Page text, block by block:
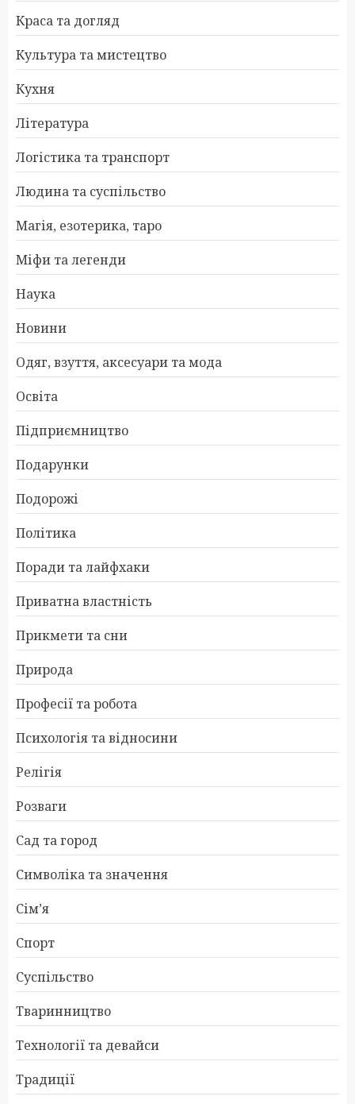
Краса та догляд
Культура та мистецтво
Кухня
Література
Логістика та транспорт
Людина та суспільство
Магія, езотерика, таро
Міфи та легенди
Наука
Новини
Одяг, взуття, аксесуари та мода
Освіта
Підприємництво
Подарунки
Подорожі
Політика
Поради та лайфхаки
Приватна властність
Прикмети та сни
Природа
Професії та робота
Психологія та відносини
Релігія
Розваги
Сад та город
Символіка та значення
Сім’я
Спорт
Суспільство
Тваринництво
Технології та девайси
Традиції